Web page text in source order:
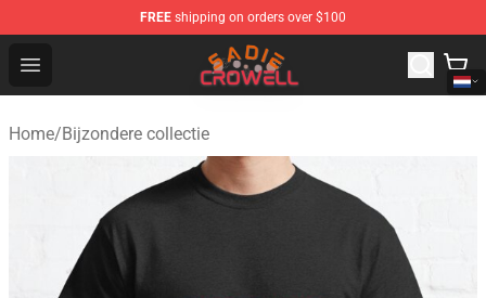
FREE shipping on orders over $100
Open menu
Sadie Crowell Store - Official Sadie Crowell Merchandise
Home/Bijzondere collectie